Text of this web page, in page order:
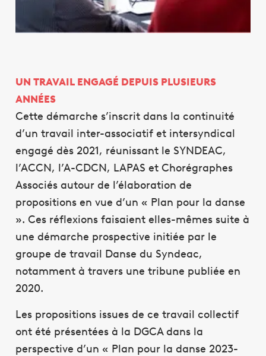
UN TRAVAIL ENGAGÉ DEPUIS PLUSIEURS
ANNÉES
Cette démarche s’inscrit dans la continuité
d’un travail inter-associatif et intersyndical
engagé dès 2021, réunissant le SYNDEAC,
l’ACCN, l’A-CDCN, LAPAS et Chorégraphes
Associés autour de l’élaboration de
propositions en vue d’un « Plan pour la danse
». Ces réflexions faisaient elles-mêmes suite à
une démarche prospective initiée par le
groupe de travail Danse du Syndeac,
notamment à travers une tribune publiée en
2020.
Les propositions issues de ce travail collectif
ont été présentées à la DGCA dans la
perspective d’un « Plan pour la danse 2023-